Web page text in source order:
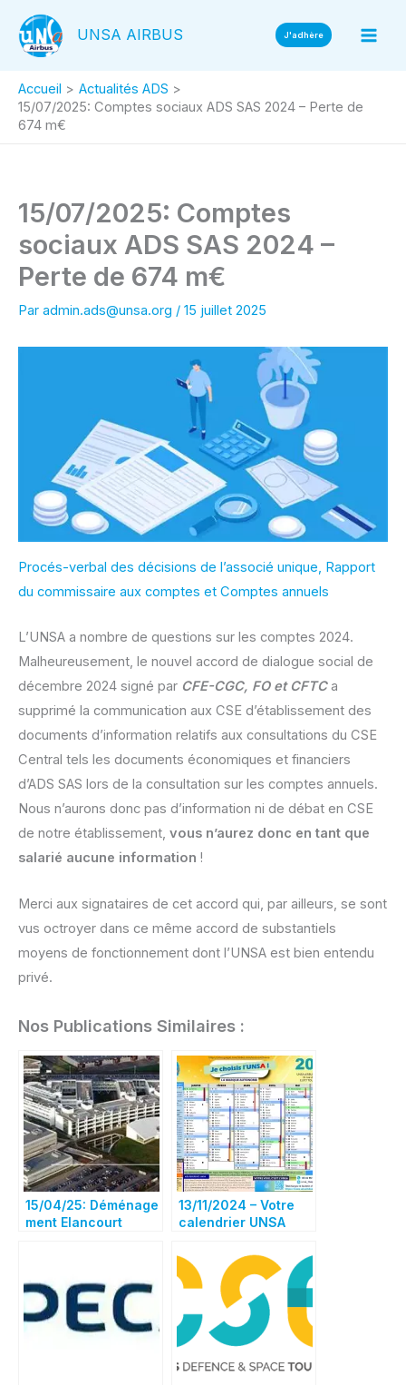
contenu
UNSA AIRBUS J'adhère
Accueil
Actualités ADS
15/07/2025: Comptes sociaux ADS SAS 2024 – Perte de
674 m€
15/07/2025: Comptes
sociaux ADS SAS 2024 –
Perte de 674 m€
Par admin.ads@unsa.org / 15 juillet 2025
Procés-verbal des décisions de l’associé unique, Rapport
du commissaire aux comptes et Comptes annuels
L’UNSA a nombre de questions sur les comptes 2024.
Malheureusement, le nouvel accord de dialogue social de
décembre 2024 signé par CFE-CGC, FO et CFTCa
supprimé la communication aux CSE d’établissement des
documents d’information relatifs aux consultations du CSE
Central tels les documents économiques et financiers
d’ADS SAS lors de la consultation sur les comptes annuels.
Nous n’aurons donc pas d’information ni de débat en CSE
de notre établissement, vous n’aurez donc en tant que
salarié aucune information !
Merci aux signataires de cet accord qui, par ailleurs, se sont
vus octroyer dans ce même accord de substantiels
moyens de fonctionnement dont l’UNSA est bien entendu
privé.
Nos Publications Similaires :
15/04/25: Déménage
ment Elancourt
13/11/2024 – Votre
calendrier UNSA
disponible